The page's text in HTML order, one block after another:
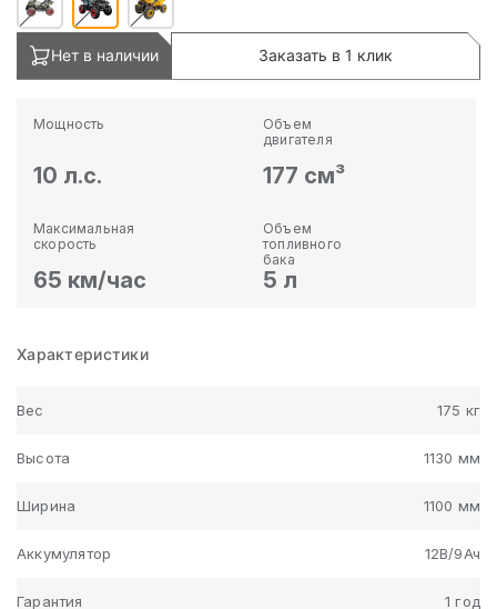
Нет в наличии Заказать в 1 клик
Мощность
10 л.с.
Объем
двигателя
177 см³
Максимальная
скорость
65 км/час
Объем
топливного
бака
5 л
Характеристики
Вес 175 кг
Высота 1130 мм
Ширина 1100 мм
Аккумулятор 12В/9Ач
Гарантия 1 год